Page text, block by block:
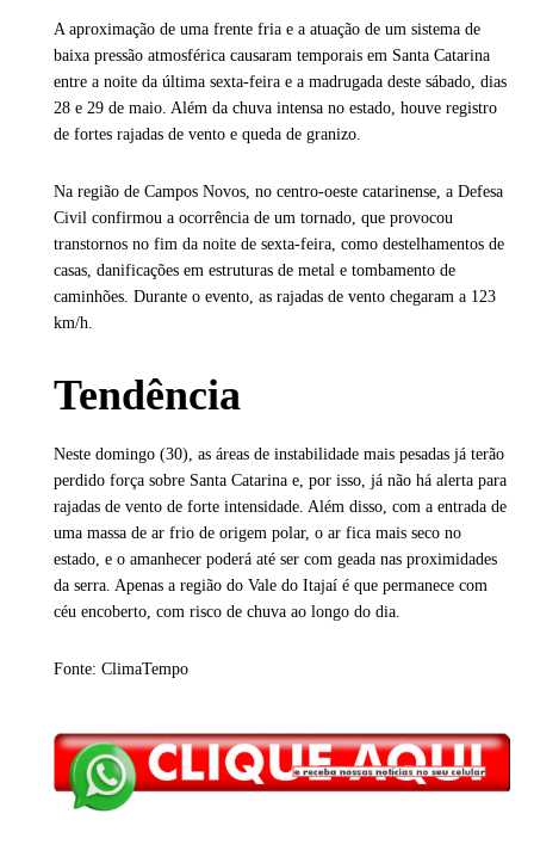
A aproximação de uma frente fria e a atuação de um sistema de
baixa pressão atmosférica causaram temporais em Santa Catarina
entre a noite da última sexta-feira e a madrugada deste sábado, dias
28 e 29 de maio. Além da chuva intensa no estado, houve registro
de fortes rajadas de vento e queda de granizo.
Na região de Campos Novos, no centro-oeste catarinense, a Defesa
Civil confirmou a ocorrência de um tornado, que provocou
transtornos no fim da noite de sexta-feira, como destelhamentos de
casas, danificações em estruturas de metal e tombamento de
caminhões. Durante o evento, as rajadas de vento chegaram a 123
km/h.
Tendência
Neste domingo (30), as áreas de instabilidade mais pesadas já terão
perdido força sobre Santa Catarina e, por isso, já não há alerta para
rajadas de vento de forte intensidade. Além disso, com a entrada de
uma massa de ar frio de origem polar, o ar fica mais seco no
estado, e o amanhecer poderá até ser com geada nas proximidades
da serra. Apenas a região do Vale do Itajaí é que permanece com
céu encoberto, com risco de chuva ao longo do dia.
Fonte: ClimaTempo